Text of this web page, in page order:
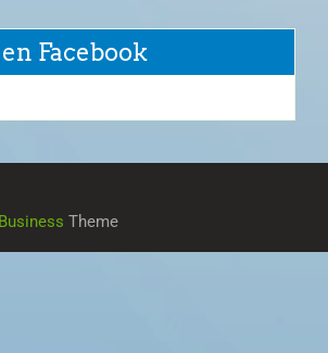
Facebook
Theme